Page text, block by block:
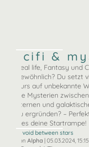
scifi &
Real life, Fantasy und
gewöhnlich? Du setzt
Kurs auf unbekannte
die Mysterien
Sternen und
zu ergründen? –
dies deine Startrampe!
— void between stars
von Alpha | 05.03.2024, 15:15